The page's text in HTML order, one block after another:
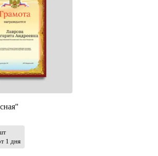
1 дня